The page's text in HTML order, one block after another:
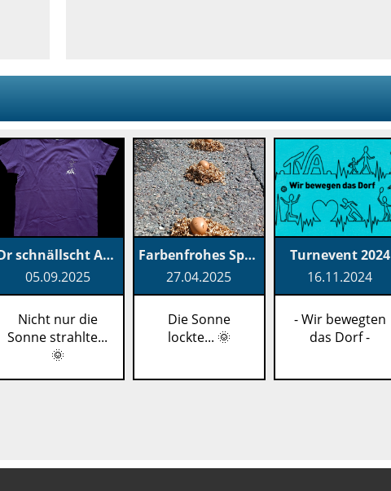
Dr schnällscht Arleser 2025
05.09.2025
Nicht nur die
Sonne strahlte...
🌞
Farbenfrohes Spektakel am Eierleset in Arlese
27.04.2025
Die Sonne
lockte... 🌞
Turnevent 2024
16.11.2024
- Wir bewegten
das Dorf -